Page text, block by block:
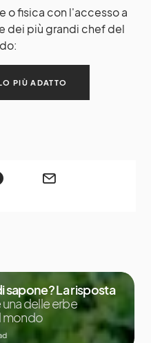
o fisica con l'accesso a
dei più grandi chef del
PIÙ ADATTO
sapone? La risposta
delle erbe
mondo